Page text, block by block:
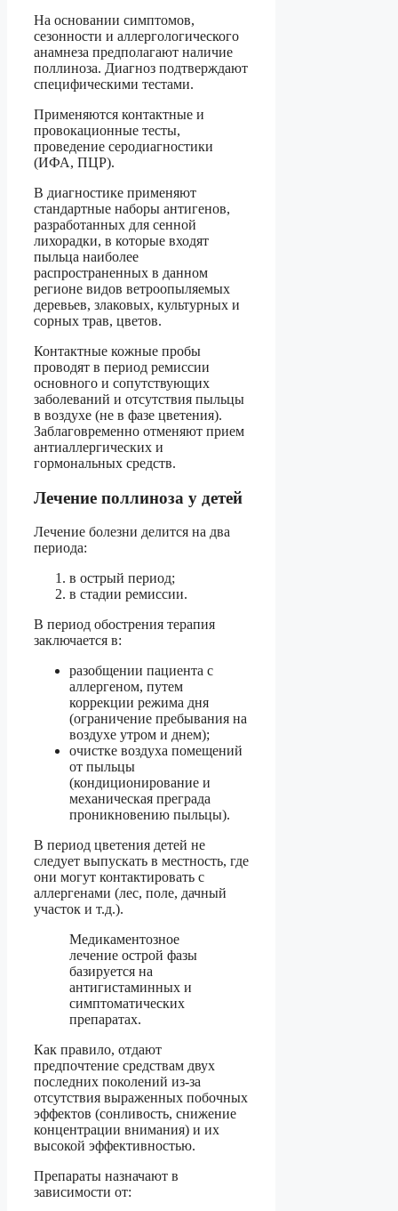
На основании симптомов,
сезонности и аллергологического
анамнеза предполагают наличие
поллиноза. Диагноз подтверждают
специфическими тестами.
Применяются контактные и
провокационные тесты,
проведение серодиагностики
(ИФА, ПЦР).
В диагностике применяют
стандартные наборы антигенов,
разработанных для сенной
лихорадки, в которые входят
пыльца наиболее
распространенных в данном
регионе видов ветроопыляемых
деревьев, злаковых, культурных и
сорных трав, цветов.
Контактные кожные пробы
проводят в период ремиссии
основного и сопутствующих
заболеваний и отсутствия пыльцы
в воздухе (не в фазе цветения).
Заблаговременно отменяют прием
антиаллергических и
гормональных средств.
Лечение поллиноза у детей
Лечение болезни делится на два
периода:
в острый период;
в стадии ремиссии.
В период обострения терапия
заключается в:
разобщении пациента с
аллергеном, путем
коррекции режима дня
(ограничение пребывания на
воздухе утром и днем);
очистке воздуха помещений
от пыльцы
(кондиционирование и
механическая преграда
проникновению пыльцы).
В период цветения детей не
следует выпускать в местность, где
они могут контактировать с
аллергенами (лес, поле, дачный
участок и т.д.).
Медикаментозное
лечение острой фазы
базируется на
антигистаминных и
симптоматических
препаратах.
Как правило, отдают
предпочтение средствам двух
последних поколений из-за
отсутствия выраженных побочных
эффектов (сонливость, снижение
концентрации внимания) и их
высокой эффективностью.
Препараты назначают в
зависимости от: